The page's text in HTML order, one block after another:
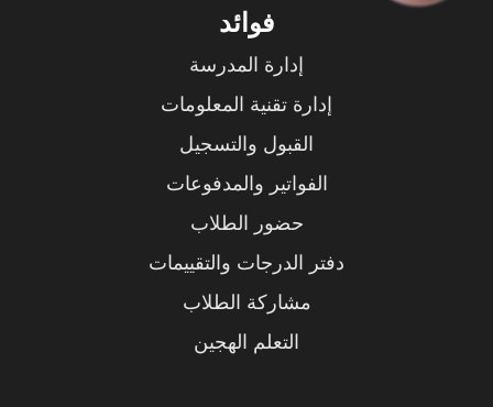
فوائد
إدارة المدرسة
إدارة تقنية المعلومات
القبول والتسجيل
الفواتير والمدفوعات
حضور الطلاب
دفتر الدرجات والتقييمات
مشاركة الطلاب
التعلم الهجين